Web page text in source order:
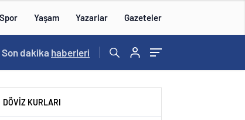
Spor Yaşam Yazarlar Gazeteler
16:09 /
Son dakika haberleri
DÖVİZ KURLARI